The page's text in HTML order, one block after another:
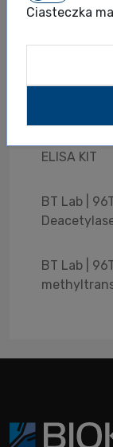
BT Lab |
BT Lab |
ELISA KIT
BT Lab |
BT Lab |
Ciasteczka